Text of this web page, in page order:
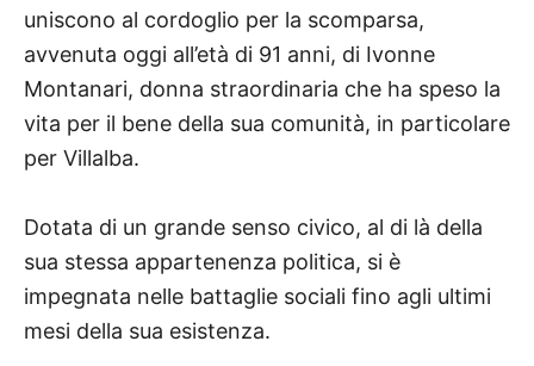
uniscono al cordoglio per la scomparsa,
avvenuta oggi all’età di 91 anni, di Ivonne
Montanari, donna straordinaria che ha speso la
vita per il bene della sua comunità, in particolare
per Villalba.
Dotata di un grande senso civico, al di là della
sua stessa appartenenza politica, si è
impegnata nelle battaglie sociali fino agli ultimi
mesi della sua esistenza.